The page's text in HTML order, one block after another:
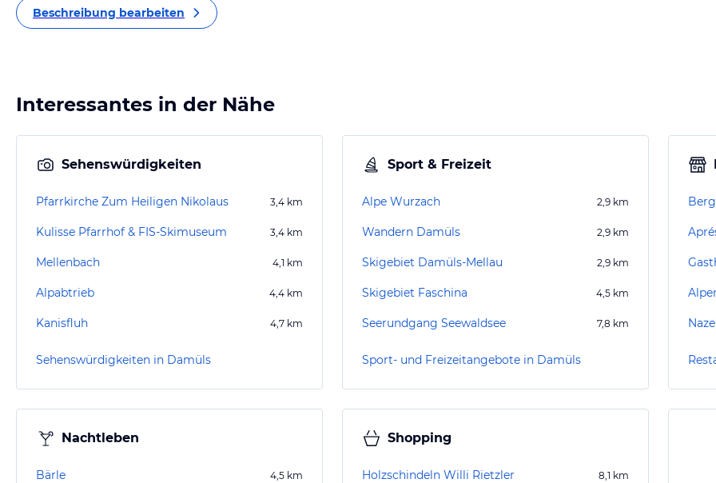
Beschreibung bearbeiten
Interessantes in der Nähe
Sehenswürdigkeiten
Pfarrkirche Zum Heiligen Nikolaus 3,4 km
Kulisse Pfarrhof & FIS-Skimuseum 3,4 km
Mellenbach 4,1 km
Alpabtrieb 4,4 km
Kanisfluh 4,7 km
Sehenswürdigkeiten in Damüls
Sport & Freizeit
Alpe Wurzach 2,9 km
Wandern Damüls 2,9 km
Skigebiet Damüls-Mellau 2,9 km
Skigebiet Faschina 4,5 km
Seerundgang Seewaldsee 7,8 km
Sport- und Freizeitangebote in Damüls
Nachtleben
Bärle 4,5 km
Shopping
Holzschindeln Willi Rietzler 8,1 km